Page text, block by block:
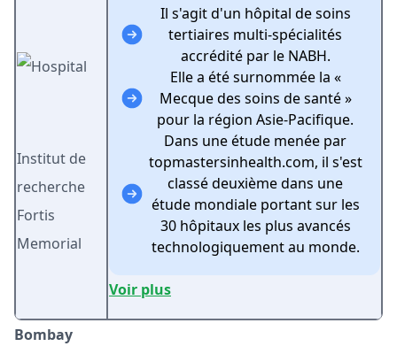
Institut de
recherche
Fortis
Memorial
Il s'agit d'un hôpital de soins
tertiaires multi-spécialités
accrédité par le NABH.
Elle a été surnommée la «
Mecque des soins de santé »
pour la région Asie-Pacifique.
Dans une étude menée par
topmastersinhealth.com, il s'est
classé deuxième dans une
étude mondiale portant sur les
30 hôpitaux les plus avancés
technologiquement au monde.
Voir plus
Bombay